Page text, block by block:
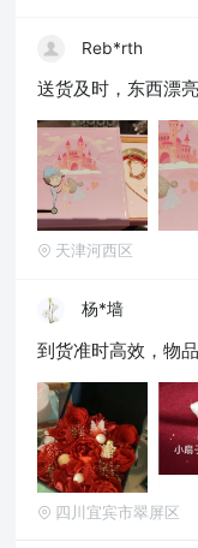
Reb*rth
送货及时，东西漂
天津河西区
杨*墙
到货准时高效，物
四川宜宾市翠屏区